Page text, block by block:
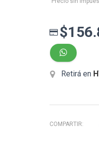
Retirá en
COMPARTIR: